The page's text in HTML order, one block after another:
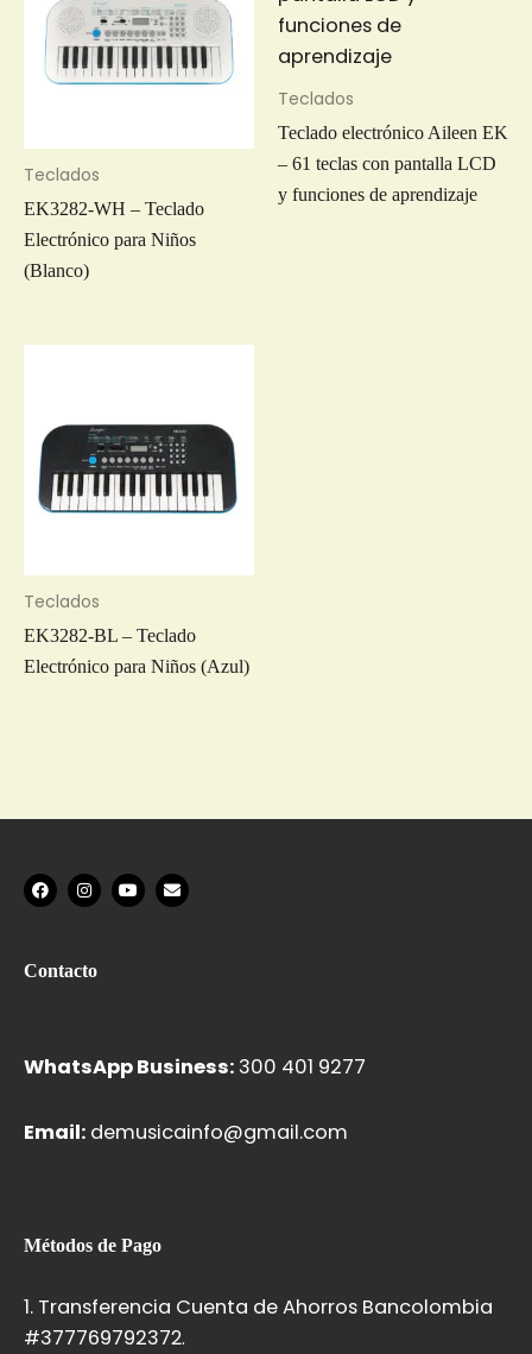
Teclados
EK3282-WH – Teclado
Electrónico para Niños
(Blanco)
Teclados
Teclado electrónico Aileen EK
– 61 teclas con pantalla LCD
y funciones de aprendizaje
Teclados
EK3282-BL – Teclado
Electrónico para Niños (Azul)
F
a
c
o
o
I
n
s
g
r
Y
o
u
E
n
v
Contacto
WhatsApp Business: 300 401 9277
Email: demusicainfo@gmail.com
Métodos de Pago
1. Transferencia Cuenta de Ahorros Bancolombia
#377769792372.